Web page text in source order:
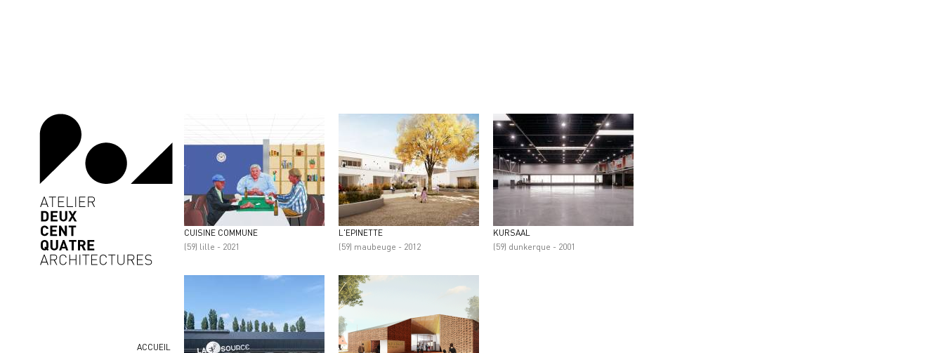
ACCUEIL
CUISINE COMMUNE
(59) lille - 2021
L'EPINETTE
(59) maubeuge - 2012
KURSAAL
(59) dunkerque - 2001